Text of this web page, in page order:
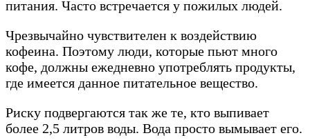
питания. Часто встречается у пожилых людей.
Чрезвычайно чувствителен к воздействию
кофеина. Поэтому люди, которые пьют много
кофе, должны ежедневно употреблять продукты,
где имеется данное питательное вещество.
Риску подвергаются так же те, кто выпивает
более 2,5 литров воды. Вода просто вымывает его.